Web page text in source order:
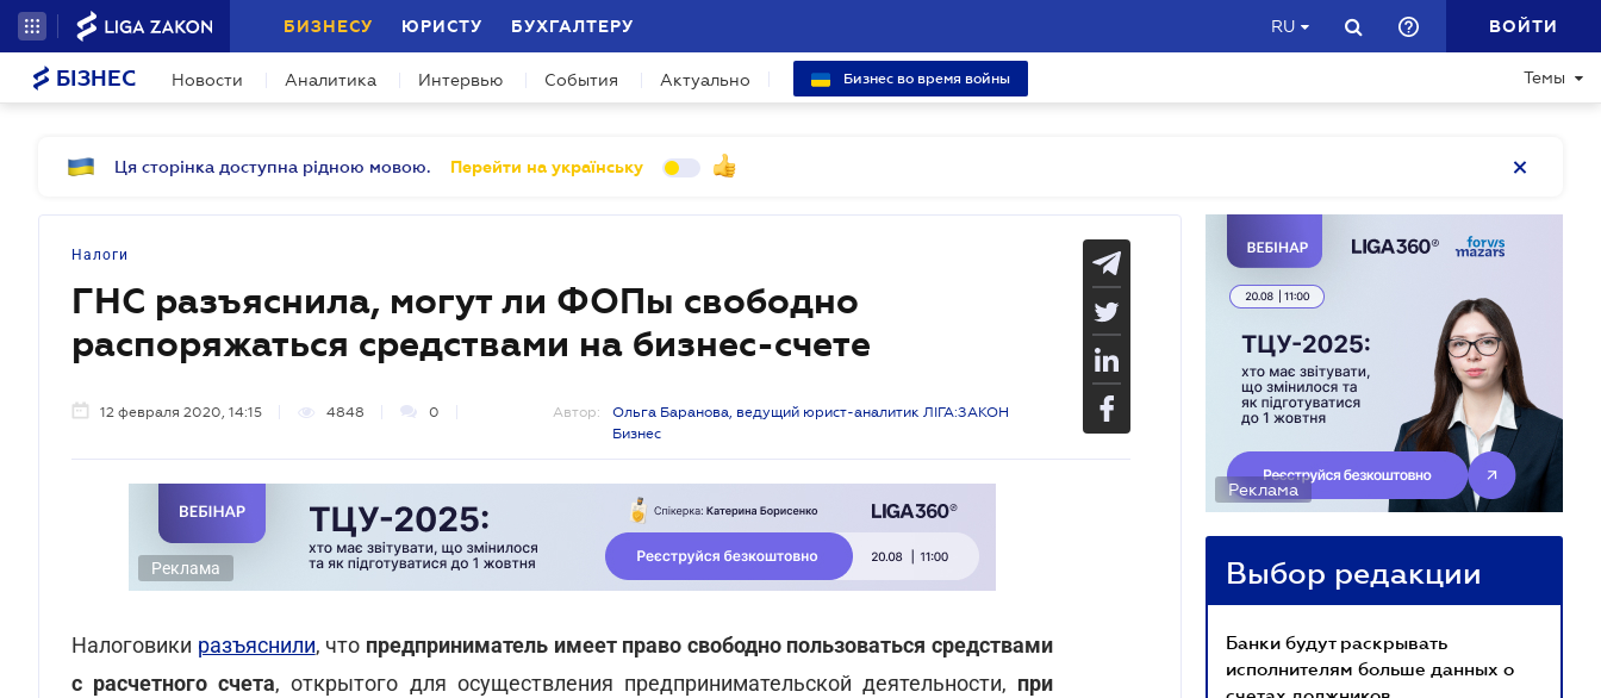
БИЗНЕСУ ЮРИСТУ БУХГАЛТЕРУ RU ВОЙТИ
БІЗНЕС Новости Аналитика Интервью События Актуально Бизнес во время войны Темы
Ця сторінка доступна рідною мовою. Перейти на українську
Налоги
ГНС разъяснила, могут ли ФОПы свободно
распоряжаться средствами на бизнес-счете
12 февраля 2020, 14:15 4848 0 Автор:
Ольга Баранова, ведущий юрист-аналитик ЛІГА:ЗАКОН
Бизнес
Реклама
Налоговики разъяснили, что предприниматель имеет право свободно пользоваться средствами
с расчетного счета, открытого для осуществления предпринимательской деятельности, при
Реклама
Выбор редакции
Банки будут раскрывать
исполнителям больше данных о